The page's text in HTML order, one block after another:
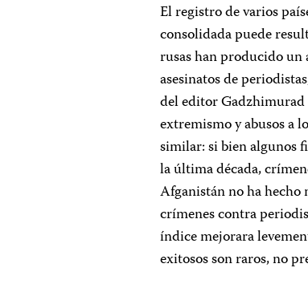
El registro de varios
consolidada puede
rusas han producido un
asesinatos de
del editor
extremismo y abusos a
similar: si bien algunos
la última década,
Afganistán no ha hecho
crímenes contra
índice mejorara
exitosos son raros, no